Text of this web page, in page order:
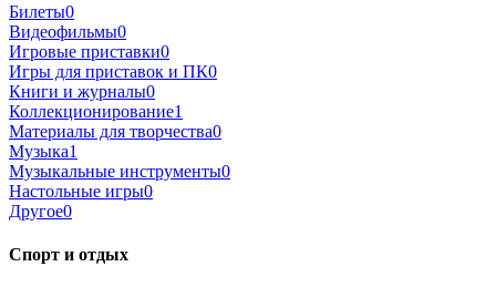
Билеты0
Видеофильмы0
Игровые приставки0
Игры для приставок и ПК0
Книги и журналы0
Коллекционирование1
Материалы для творчества0
Музыка1
Музыкальные инструменты0
Настольные игры0
Другое0
Спорт и отдых